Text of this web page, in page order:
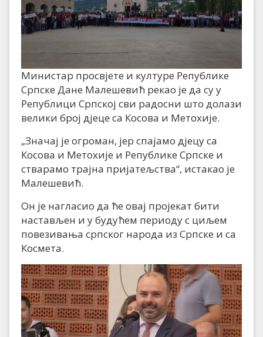
Министар просвјете и културе Републике
Српске Дане Малешевић рекао је да су у
Републици Српској сви радосни што долази
велики број дјеце са Косова и Метохије.
„Значај је огроман, јер спајамо дјецу са
Косова и Метохије и Републике Српске и
стварамо трајна пријатељства“, истакао је
Малешевић.
Он је нагласио да ће овај пројекат бити
настављен и у будућем периоду с циљем
повезивања српског народа из Српске и са
Космета.